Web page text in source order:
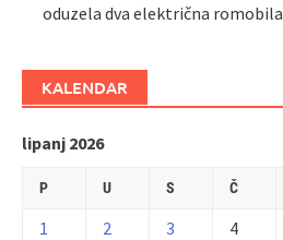
oduzela dva električna romobila
KALENDAR
lipanj 2026
P U S Č
1 2 3 4